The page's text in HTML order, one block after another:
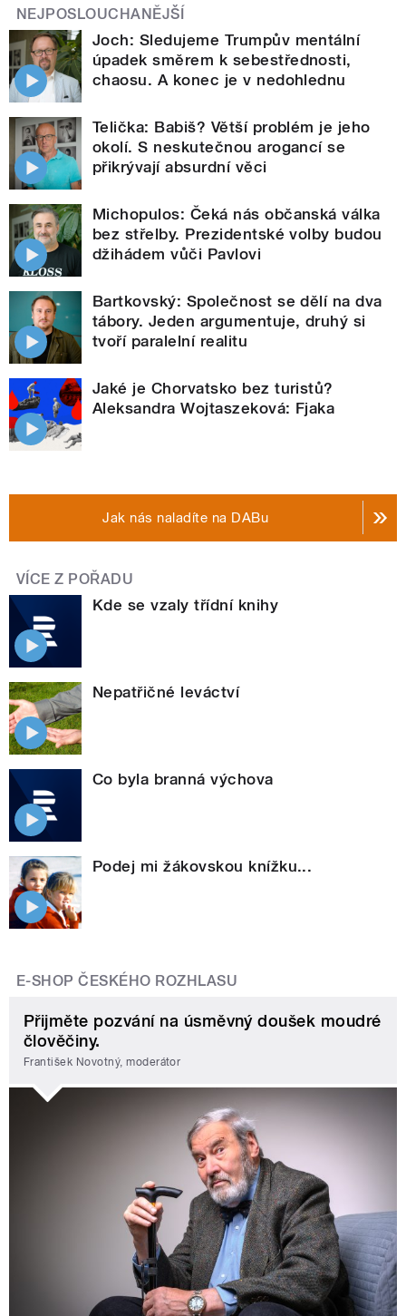
NEJPOSLOUCHANĚJŠÍ
Joch: Sledujeme Trumpův mentální
úpadek směrem k sebestřednosti,
chaosu. A konec je v nedohlednu
Telička: Babiš? Větší problém je jeho
okolí. S neskutečnou arogancí se
přikrývají absurdní věci
Michopulos: Čeká nás občanská válka
bez střelby. Prezidentské volby budou
džihádem vůči Pavlovi
Bartkovský: Společnost se dělí na dva
tábory. Jeden argumentuje, druhý si
tvoří paralelní realitu
Jaké je Chorvatsko bez turistů?
Aleksandra Wojtaszeková: Fjaka
Jak nás naladíte na DABu
VÍCE Z POŘADU
Kde se vzaly třídní knihy
Nepatřičné leváctví
Co byla branná výchova
Podej mi žákovskou knížku...
E-SHOP ČESKÉHO ROZHLASU
Přijměte pozvání na úsměvný doušek moudré
člověčiny.
František Novotný, moderátor